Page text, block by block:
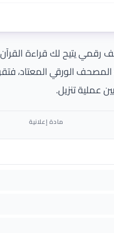
يتيح لك قراءة القرآن
الورقي المعتاد،
عملية تنزيل.